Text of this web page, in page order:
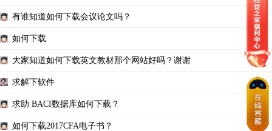
有谁知道如何下载会议论文吗？
如何下载
大家知道如何下载英文教材那个网站好吗？谢谢
求解下软件
求助 BACI数据库如何下载？
如何下载2017CFA电子书？